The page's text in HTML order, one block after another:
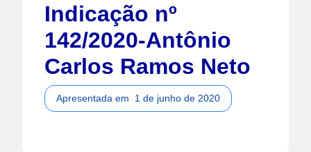
Indicação nº
142/2020-Antônio
Carlos Ramos Neto
Apresentada em 1 de junho de 2020